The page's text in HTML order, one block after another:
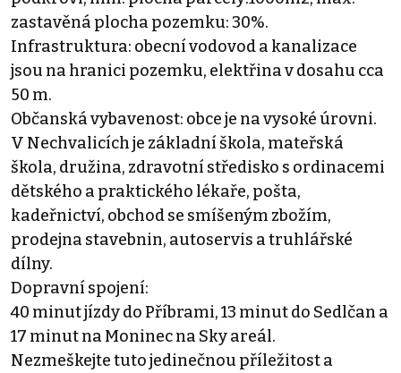
zastavěná plocha pozemku: 30%.
Infrastruktura: obecní vodovod a kanalizace
jsou na hranici pozemku, elektřina v dosahu cca
50 m.
Občanská vybavenost: obce je na vysoké úrovni.
V Nechvalicích je základní škola, mateřská
škola, družina, zdravotní středisko s ordinacemi
dětského a praktického lékaře, pošta,
kadeřnictví, obchod se smíšeným zbožím,
prodejna stavebnin, autoservis a truhlářské
dílny.
Dopravní spojení:
40 minut jízdy do Příbrami, 13 minut do Sedlčan a
17 minut na Moninec na Sky areál.
Nezmeškejte tuto jedinečnou příležitost a